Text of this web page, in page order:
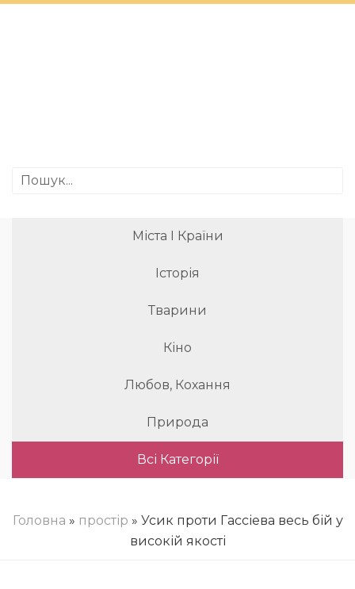
Міста І Країни
Історія
Тварини
Кіно
Любов, Кохання
Природа
Всі Категорії
Головна » простір » Усик проти Гассіева весь бій у
високій якості